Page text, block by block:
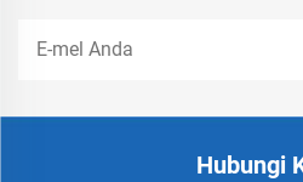
Hubungi